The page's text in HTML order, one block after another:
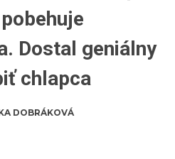
Dostal geniálny
chlapca
DOBRÁKOVÁ